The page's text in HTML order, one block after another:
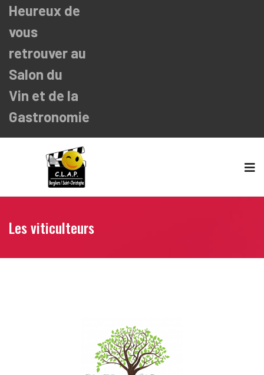
Heureux de
vous
retrouver au
Salon du
Vin et de la
Gastronomie
Les viticulteurs